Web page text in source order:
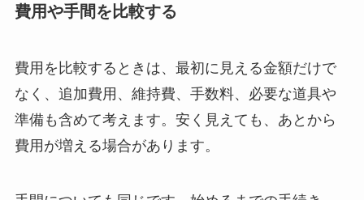
費用や手間を比較する
費用を比較するときは、最初に見える金額だけで
なく、追加費用、維持費、手数料、必要な道具や
準備も含めて考えます。安く見えても、あとから
費用が増える場合があります。